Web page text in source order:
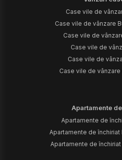
Case vile de
Case vile de vânzare
Case vile de
Case vile de
Case vile de
Case vile de
Apartamente
Apartamente de
Apartamente de închiriat
Apartamente de